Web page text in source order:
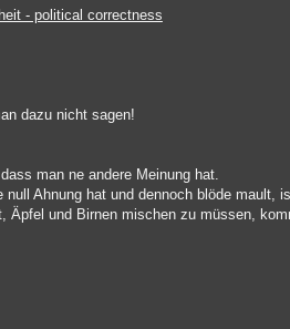
- political correctness
dazu nicht sagen!
man ne andere Meinung hat.
null Ahnung hat und dennoch blöde mault,
Äpfel und Birnen mischen zu müssen,